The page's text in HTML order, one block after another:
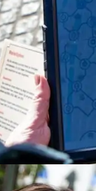
dat het huwelijk
en tijdstip!